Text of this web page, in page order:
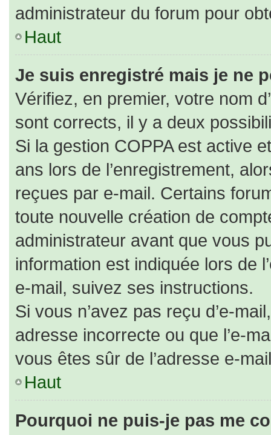
administrateur du forum pour
Haut
Je suis enregistré mais je ne
Vérifiez, en premier, votre nom
sont corrects, il y a deux
Si la gestion COPPA est active
ans lors de l’enregistrement,
reçues par e-mail. Certains
toute nouvelle création de
administrateur avant que vous
information est indiquée lors de
e-mail, suivez ses instructions.
Si vous n’avez pas reçu d’e-
adresse incorrecte ou que l’e-
vous êtes sûr de l’adresse e-
Haut
Pourquoi ne puis-je pas me